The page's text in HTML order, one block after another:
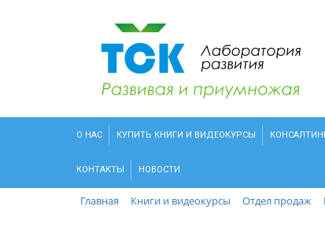
О НАС КУПИТЬ КНИГИ И ВИДЕОКУРСЫ
КОНТАКТЫ НОВОСТИ
Главная Книги и видеокурсы Отдел продаж